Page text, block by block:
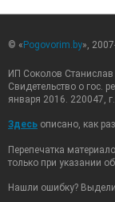
© «Pogovorim.by»,
ИП Соколов Станислав
Свидетельство о гос.
января 2016. 220047,
Здесь описано, как
Перепечатка
только при указании
Нашли ошибку?